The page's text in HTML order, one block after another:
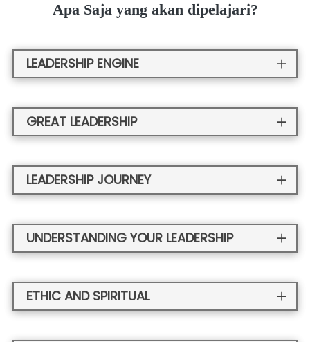
Apa Saja yang akan dipelajari?
LEADERSHIP ENGINE
GREAT LEADERSHIP
LEADERSHIP JOURNEY
UNDERSTANDING YOUR LEADERSHIP
ETHIC AND SPIRITUAL